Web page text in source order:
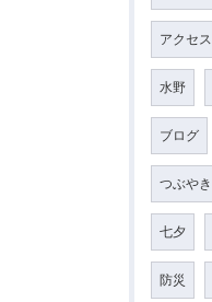
アクセス
水野
ブログ
つぶやき
七夕
防災